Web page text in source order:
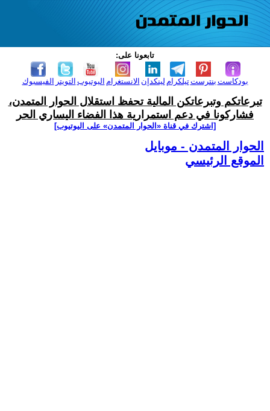
تابعونا على:
الفيسبوك التويتر اليوتيوب الانستغرام لينكدإن تيلكرامبنترست بودكاست
تبرعاتكم وتبرعاتكن المالية تحفظ استقلال الحوار المتمدن،
فشاركونا في دعم استمرارية هذا الفضاء اليساري الحر
[اشترك في قناة ‫«الحوار المتمدن» على اليوتيوب]
الحوار المتمدن - موبايل
الموقع الرئيسي